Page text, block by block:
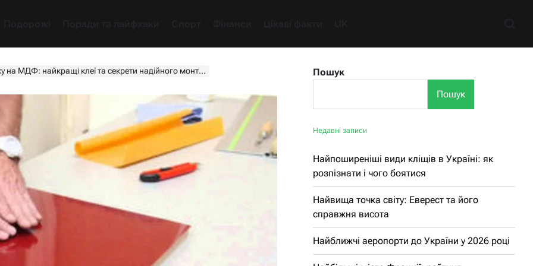
на МДФ: найкращі клеї та секрети надійного монтажу
Пошук
Пошук
Недавні записи
Найпоширеніші види кліщів в Україні: як
розпізнати і чого боятися
Найвища точка світу: Еверест та його
справжня висота
Найближчі аеропорти до України у 2026 році